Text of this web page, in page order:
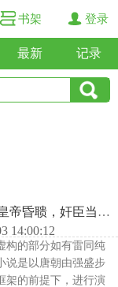
书架 登录
最新 记录
聩，奸臣当道，正气难维
14:00:12
构的部分如有雷同纯
说是以唐朝由强盛步
架的前提下，进行演